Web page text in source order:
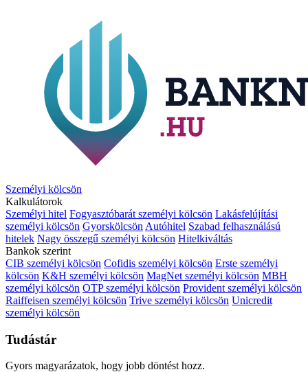
Személyi kölcsön
Kalkulátorok
Személyi hitel Fogyasztóbarát személyi kölcsön Lakásfelújítási
személyi kölcsön Gyorskölcsön Autóhitel Szabad felhasználású
hitelek Nagy összegű személyi kölcsön Hitelkiváltás
Bankok szerint
CIB személyi kölcsön Cofidis személyi kölcsön Erste személyi
kölcsön K&H személyi kölcsön MagNet személyi kölcsön MBH
személyi kölcsön OTP személyi kölcsön Provident személyi kölcsön
Raiffeisen személyi kölcsön Trive személyi kölcsön Unicredit
személyi kölcsön
Tudástár
Gyors magyarázatok, hogy jobb döntést hozz.